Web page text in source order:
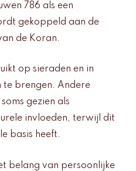
786 als een
gekoppeld aan de
de Koran.
op sieraden en in
te brengen. Andere
gezien als
invloeden, terwijl dit
basis heeft.
belang van persoonlijke